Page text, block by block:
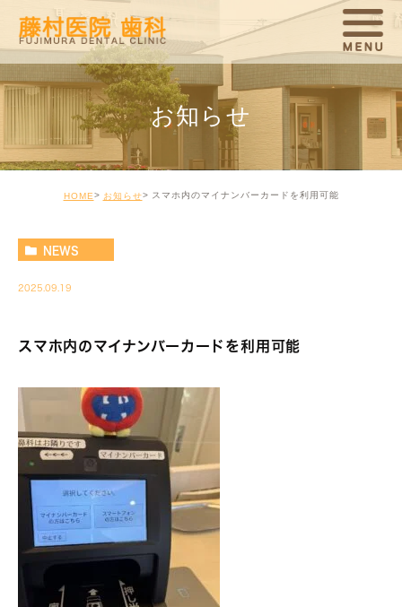
お知らせ
HOME お知らせ スマホ内のマイナンバーカードを利用可能
NEWS
2025.09.19
スマホ内のマイナンバーカードを利用可能